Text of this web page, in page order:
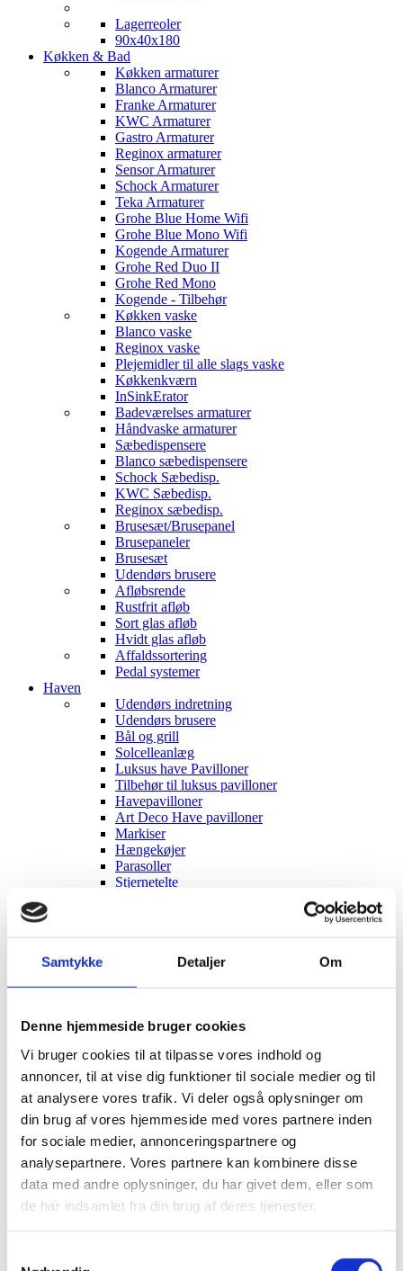
Samtykke Detaljer Om
Denne hjemmeside bruger cookies
Vi bruger cookies til at tilpasse vores indhold og
annoncer, til at vise dig funktioner til sociale medier og til
at analysere vores trafik. Vi deler også oplysninger om
din brug af vores hjemmeside med vores partnere inden
for sociale medier, annonceringspartnere og
analysepartnere. Vores partnere kan kombinere disse
data med andre oplysninger, du har givet dem, eller som
de har indsamlet fra din brug af deres tjenester.
Lagerreoler
90x40x180
Køkken & Bad
Køkken armaturer
Blanco Armaturer
Franke Armaturer
KWC Armaturer
Gastro Armaturer
Reginox armaturer
Sensor Armaturer
Schock Armaturer
Teka Armaturer
Grohe Blue Home Wifi
Grohe Blue Mono Wifi
Kogende Armaturer
Grohe Red Duo II
Grohe Red Mono
Kogende - Tilbehør
Køkken vaske
Blanco vaske
Reginox vaske
Plejemidler til alle slags vaske
Køkkenkværn
InSinkErator
Badeværelses armaturer
Håndvaske armaturer
Sæbedispensere
Blanco sæbedispensere
Schock Sæbedisp.
KWC Sæbedisp.
Reginox sæbedisp.
Brusesæt/Brusepanel
Brusepaneler
Brusesæt
Udendørs brusere
Afløbsrende
Rustfrit afløb
Sort glas afløb
Hvidt glas afløb
Affaldssortering
Pedal systemer
Haven
Udendørs indretning
Udendørs brusere
Bål og grill
Solcelleanlæg
Luksus have Pavilloner
Tilbehør til luksus pavilloner
Havepavilloner
Art Deco Have pavilloner
Markiser
Hængekøjer
Parasoller
Stjernetelte
Rundt om træet
Havebænke med blomsterkasser
Eukalyptus træbænke
Parkbænke
Udendørs leg & Spil
Sport
Trampoliner
Hoppeborge
Legehuse